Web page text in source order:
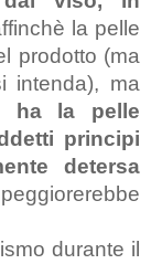
la pelle
prodotto (ma
intenda), ma
ha la pelle
principi
detersa
durante il